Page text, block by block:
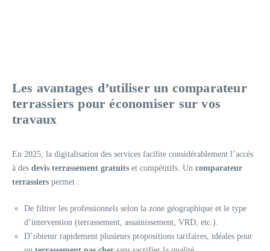
Les avantages d’utiliser un comparateur
terrassiers pour économiser sur vos
travaux
En 2025, la digitalisation des services facilite considérablement l’accès
à des devis terrassement gratuits et compétitifs. Un comparateur
terrassiers permet :
De filtrer les professionnels selon la zone géographique et le type
d’intervention (terrassement, assainissement, VRD, etc.).
D’obtenir rapidement plusieurs propositions tarifaires, idéales pour